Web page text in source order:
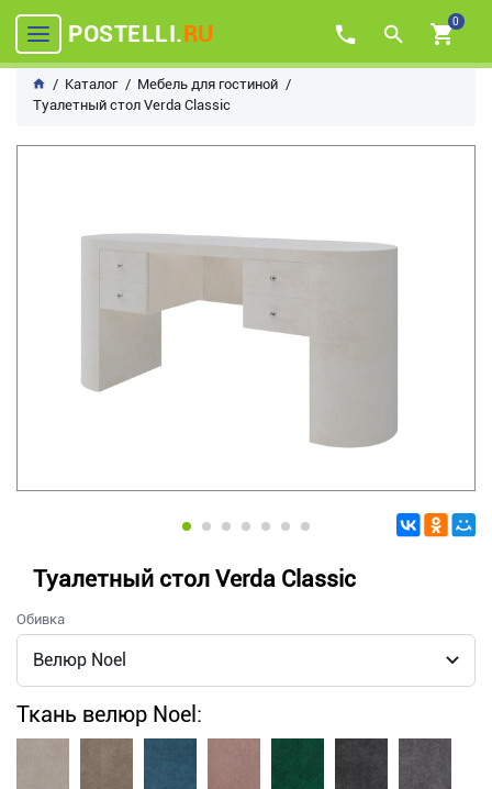
POSTELLI.RU 0
Каталог
Мебель для гостиной
Туалетный стол Verda Classic
Туалетный стол Verda Classic
Обивка
Ткань велюр Noel: